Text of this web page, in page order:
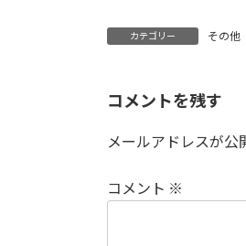
カテゴリー その他
コメントを残す
メールアドレスが公
コメント ※